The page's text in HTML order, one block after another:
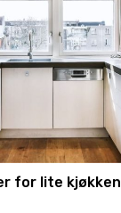
for lite kjøkken